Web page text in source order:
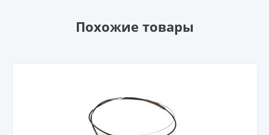
Похожие товары